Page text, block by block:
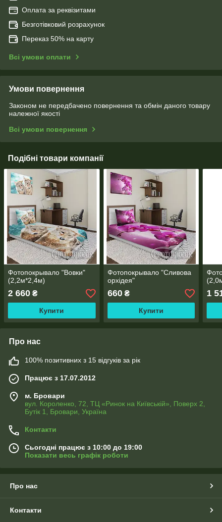
Оплата за реквізитами
Безготівковий розрахунок
Переказ 50% на карту
Всі умови оплати
Умови повернення
Законом не передбачено повернення та обмін даного товару
належної якості
Всі умови повернення
Подібні товари компанії
Фотопокрывало "Вовки"
(2,2м*2,4м)
2 660 ₴
Купити
Фотопокрывало "Сливова
орхідея"
660₴
Купити
1
Про нас
100% позитивних з 15 відгуків за рік
Працює з 17.07.2012
м. Бровари
вул. Короленко, 72, ТЦ «Ринок на Київській», Поверх 2,
Бутік 1, Бровари, Україна
Контакти
Сьогодні працює з 10:00 до 19:00
Показати весь графік роботи
Про нас
Контакти